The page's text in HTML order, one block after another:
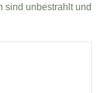
sind unbestrahlt und